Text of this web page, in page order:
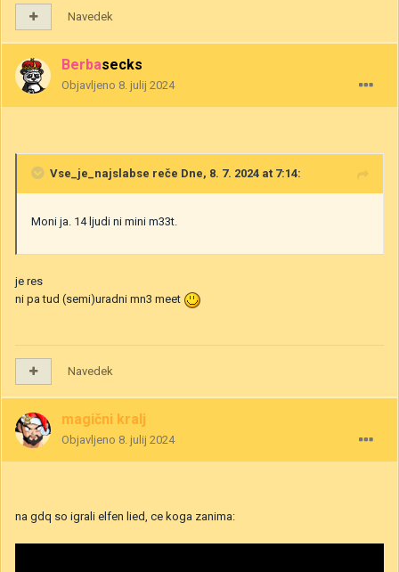
Navedek
Berbasecks
Objavljeno 8. julij 2024
Vse_je_najslabse reče Dne, 8. 7. 2024 at 7:14:
Moni ja. 14 ljudi ni mini m33t.
je res
ni pa tud (semi)uradni mn3 meet
Navedek
magični kralj
Objavljeno 8. julij 2024
na gdq so igrali elfen lied, ce koga zanima: